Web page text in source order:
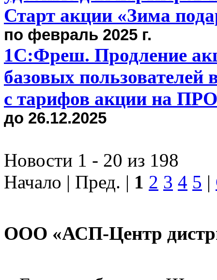
Старт акции «Зима
по февраль 2025 г.
1С:Фреш. Продление
базовых
с тарифов акции на
до 26.12.2025
Новости 1 - 20 из 198
Начало | Пред. | 1 2 3 4 5 |
ООО «АСП-Центр